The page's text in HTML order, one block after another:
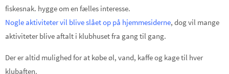
fiskesnak. hygge om en fælles interesse.
Nogle aktiviteter vil blive slået op på hjemmesiderne, dog vil mange
aktiviteter blive aftalt i klubhuset fra gang til gang.
Der er altid mulighed for at købe øl, vand, kaffe og kage til hver
klubaften.